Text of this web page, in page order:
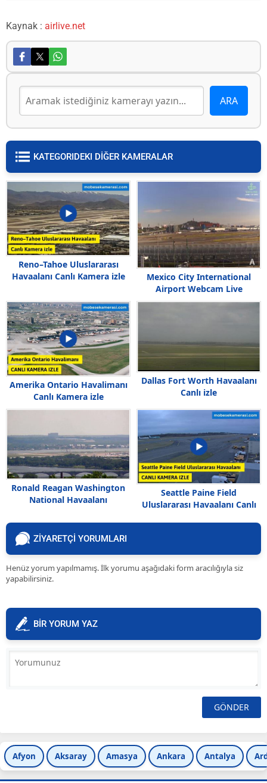
Kaynak : airlive.net
KATEGORIDEKI DİĞER KAMERALAR
Reno–Tahoe Uluslararası
Havaalanı Canlı Kamera izle
Mexico City International
Airport Webcam Live
Amerika Ontario Havalimanı
Canlı Kamera izle
Dallas Fort Worth Havaalanı
Canlı izle
Ronald Reagan Washington
National Havaalanı
Seattle Paine Field
Uluslararası Havaalanı Canlı
ZİYARETÇİ YORUMLARI
Henüz yorum yapılmamış. İlk yorumu aşağıdaki form aracılığıyla siz
yapabilirsiniz.
BİR YORUM YAZ
Afyon Aksaray Amasya Ankara Antalya